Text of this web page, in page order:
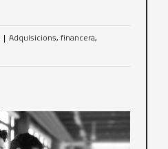
| Adquisicions,financera,